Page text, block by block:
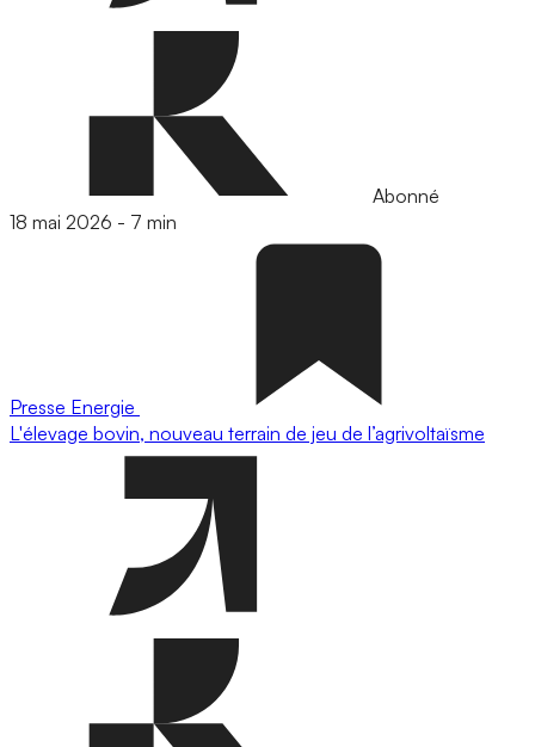
Abonné
18 mai 2026 - 7 min
Presse Energie
L'élevage bovin, nouveau terrain de jeu de l’agrivoltaïsme